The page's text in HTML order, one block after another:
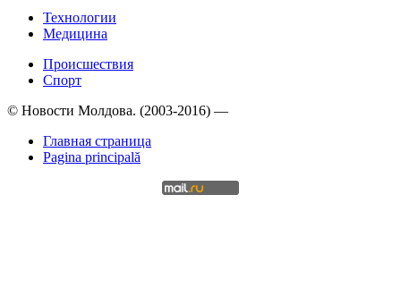
Технологии
Медицина
Происшествия
Спорт
© Новости Молдова. (2003-2016) —
Главная страница
Pagina principală